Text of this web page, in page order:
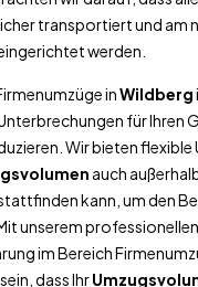
transportiert und am
werden.
inWildberg
für Ihren
Wir bieten flexible
auch
kann, um den
unserem
im Bereich
dass Ihr